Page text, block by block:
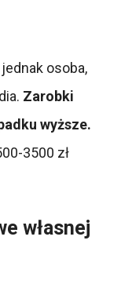
osoba,
Zarobki
wyższe.
3500 zł
własnej